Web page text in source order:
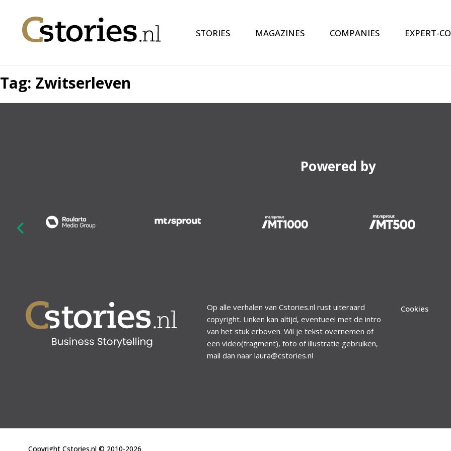
STORIES MAGAZINES COMPANIES EXPERT-
Tag: Zwitserleven
Powered by
Op alle verhalen van Cstories.nl rust uiteraard
copyright. Linken kan altijd, eventueel met de intro
van het stuk erboven. Wil je tekst overnemen of
een video(fragment), foto of illustratie gebruiken,
mail dan naar laura@cstories.nl
Cookies
Copyright Cstories.nl © 2010-2026